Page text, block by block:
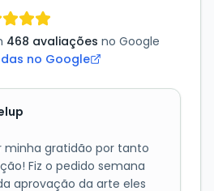
468 avaliações no Google
no Google
minha gratidão por tanto
Fiz o pedido semana
aprovação da arte eles